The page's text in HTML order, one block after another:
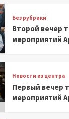
Без рубрики
Второй вечер
мероприятий
Новости из центра
Первый вечер
мероприятий